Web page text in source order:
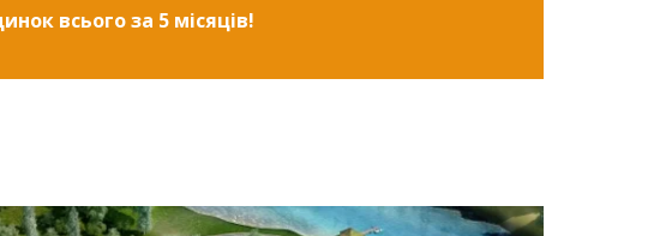
всього за 5 місяців!